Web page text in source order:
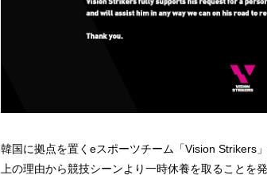
韓国に拠点を置くeスポーツチーム「Vision Strikers
上の理由から競技シーンより一時休養を取ることを発